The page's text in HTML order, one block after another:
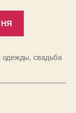
свадебных
одежды, свадьба